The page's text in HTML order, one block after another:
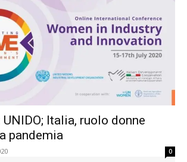
Italia, ruolo donne
pandemia
0